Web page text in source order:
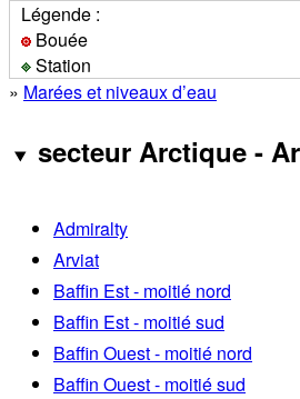
Légende :
Bouée
Station
» Marées et niveaux d’eau
secteur Arctique -
Admiralty
Arviat
Baffin Est - moitié nord
Baffin Est - moitié sud
Baffin Ouest - moitié nord
Baffin Ouest - moitié sud